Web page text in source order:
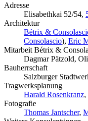
Adresse
Elisabethkai 52/54,
Architektur
Bétrix &
Consolascio), Eric
Mitarbeit Bétrix &
Dagmar Pätzold,
Bauherrschaft
Salzburger
Tragwerksplanung
Harald Rosenkranz,
Fotografie
Thomas Jantscher,